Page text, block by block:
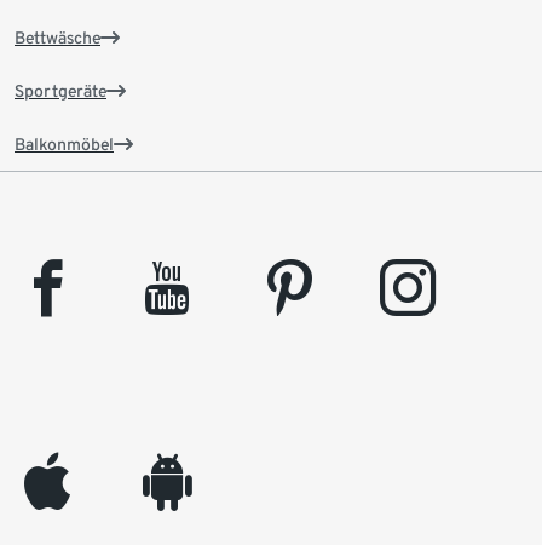
Bettwäsche
Sportgeräte
Balkonmöbel
facebook youtube pinterest instagram
appleinc android